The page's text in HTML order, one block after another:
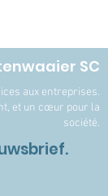
SC
aux entreprises.
et un cœur pour la
société.